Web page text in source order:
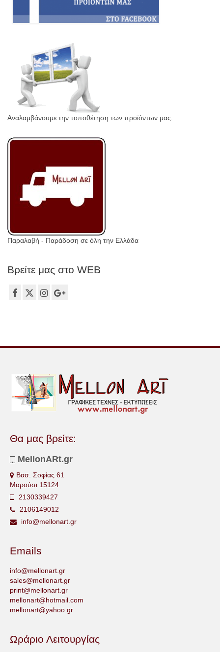
Αναλαμβάνουμε την τοποθέτηση των προϊόντων μας.
Παραλαβή - Παράδοση σε όλη την Ελλάδα
Βρείτε μας στο WEB
Θα μας βρείτε:
MellonARt.gr
Βασ. Σοφίας 61
Μαρούσι 15124
2130339427
2106149012
info@mellonart.gr
Emails
info@mellonart.gr
sales@mellonart.gr
print@mellonart.gr
mellonart@hotmail.com
mellonart@yahoo.gr
Ωράριο Λειτουργίας